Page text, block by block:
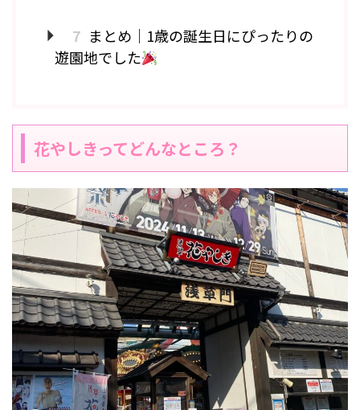
7 まとめ｜1歳の誕生日にぴったりの
遊園地でした
花やしきってどんなところ？